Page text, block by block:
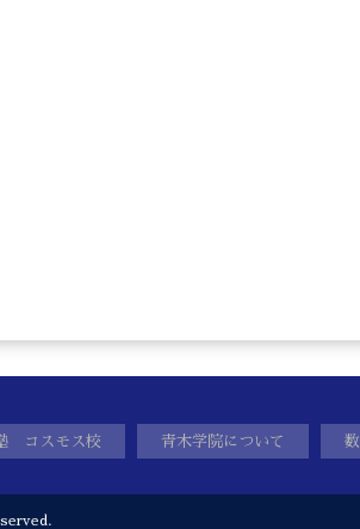
コスモス校 青木学院について